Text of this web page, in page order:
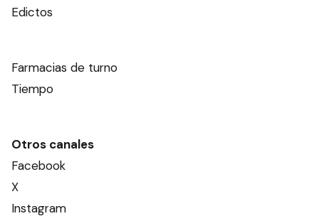
Edictos
Farmacias de turno
Tiempo
Otros canales
Facebook
X
Instagram